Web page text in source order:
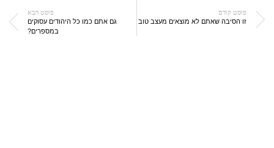
פוסט קודם
זו הסיבה שאתם לא מוצאים מעצב טוב
פוסט הבא
גם אתם כמו כל היהודים עסוקים
במספרים?